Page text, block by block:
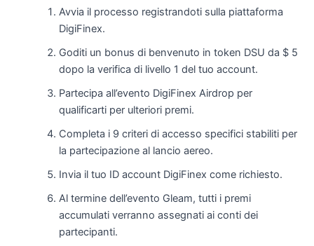
Avvia il processo registrandoti sulla piattaforma
DigiFinex.
Goditi un bonus di benvenuto in token DSU da $ 5
dopo la verifica di livello 1 del tuo account.
Partecipa all’evento DigiFinex Airdrop per
qualificarti per ulteriori premi.
Completa i 9 criteri di accesso specifici stabiliti per
la partecipazione al lancio aereo.
Invia il tuo ID account DigiFinex come richiesto.
Al termine dell’evento Gleam, tutti i premi
accumulati verranno assegnati ai conti dei
partecipanti.